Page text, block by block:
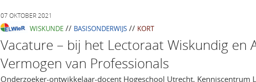
07 OKTOBER 2021
WISKUNDE // BASISONDERWIJS // KORT
Vacature – bij het Lectoraat Wiskundig en
Vermogen van Professionals
Onderzoeker-ontwikkelaar-docent Hogeschool Utrecht, Kenniscentrum